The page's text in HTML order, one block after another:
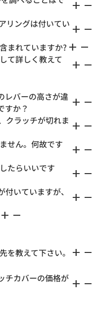
add remove
リングは付いてい add remove
まれていますか? add remove
て詳しく教えて
add remove
レバーの高さが違
すか？
add remove
クラッチが切れま add remove
せん。何故です
add remove
たらいいです
add remove
いていますが、
add remove
add remove
を教えて下さい。 add remove
チカバーの価格が add remove